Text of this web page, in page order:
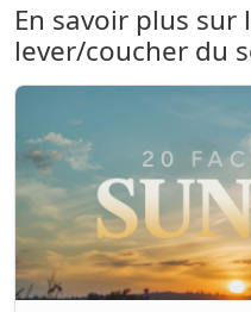
En savoir plus sur
lever/coucher du